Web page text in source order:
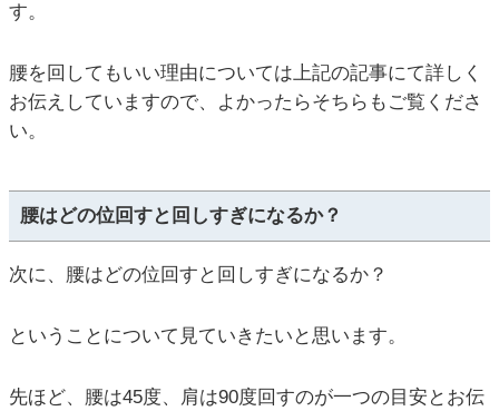
す。
腰を回してもいい理由については上記の記事にて詳しく
お伝えしていますので、よかったらそちらもご覧くださ
い。
腰はどの位回すと回しすぎになるか？
次に、腰はどの位回すと回しすぎになるか？
ということについて見ていきたいと思います。
先ほど、腰は45度、肩は90度回すのが一つの目安とお伝